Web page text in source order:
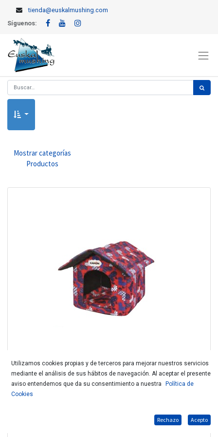
tienda@euskalmushing.com
Síguenos:
Mostrar categorías
Productos
Camon caseta plegable cuore 40x43x42cm CC0010/B
Utilizamos cookies propias y de terceros para mejorar nuestros servicios
mediante el análisis de sus hábitos de navegación. Al aceptar el presente
aviso entendemos que da su consentimiento a nuestra
Política de
Cookies
Rechazo Acepto